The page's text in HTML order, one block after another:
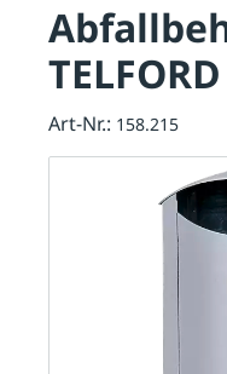
Art-Nr.: 158.215